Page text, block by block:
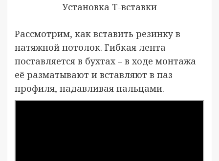
Установка T-вставки
Рассмотрим, как вставить резинку в
натяжной потолок. Гибкая лента
поставляется в бухтах – в ходе монтажа
её разматывают и вставляют в паз
профиля, надавливая пальцами.